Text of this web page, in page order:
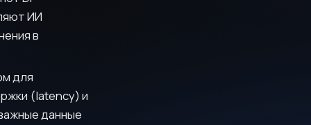
ИИ
в
для
(latency) и
данные